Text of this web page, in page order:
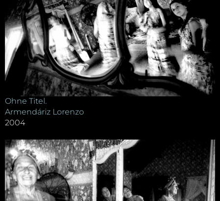
Ohne Titel.
Armendáriz Lorenzo
2004